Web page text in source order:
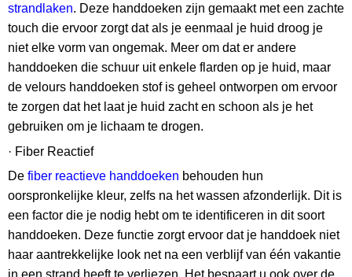
strandlaken. Deze handdoeken zijn gemaakt met een zachte
touch die ervoor zorgt dat als je eenmaal je huid droog je
niet elke vorm van ongemak. Meer om dat er andere
handdoeken die schuur uit enkele flarden op je huid, maar
de velours handdoeken stof is geheel ontworpen om ervoor
te zorgen dat het laat je huid zacht en schoon als je het
gebruiken om je lichaam te drogen.
· Fiber Reactief
De fiber reactieve handdoeken behouden hun
oorspronkelijke kleur, zelfs na het wassen afzonderlijk. Dit is
een factor die je nodig hebt om te identificeren in dit soort
handdoeken. Deze functie zorgt ervoor dat je handdoek niet
haar aantrekkelijke look net na een verblijf van één vakantie